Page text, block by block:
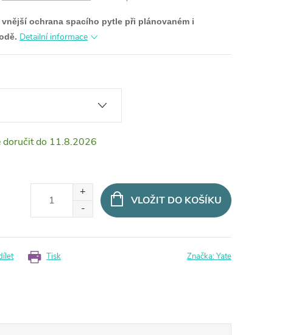
ochrana spacího pytle při plánovaném i
Detailní informace
11.8.2026
VLOŽIT DO KOŠÍKU
Tisk Značka:Yate